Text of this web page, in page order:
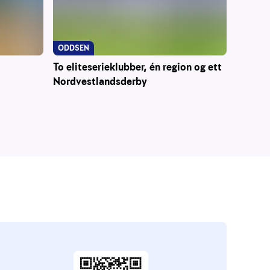
To eliteserieklubber, én region og ett
Nordvestlandsderby
ODDSEN